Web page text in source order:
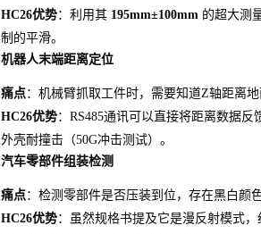
HC26优势：利用其 195mm±100mm的超大测
制的平滑。
机器人末端距离定位
痛点：机械臂抓取工件时，需要知道Z轴距离地
HC26优势：RS485通讯可以直接将距离数据反
外壳耐撞击（50G冲击测试）。
汽车零部件组装检测
痛点：检测零部件是否压装到位，存在黑白颜色
HC26优势：虽然规格书提及它是漫反射模式